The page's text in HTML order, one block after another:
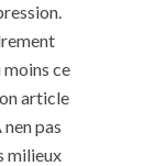
moins ce
article
pas
milieux